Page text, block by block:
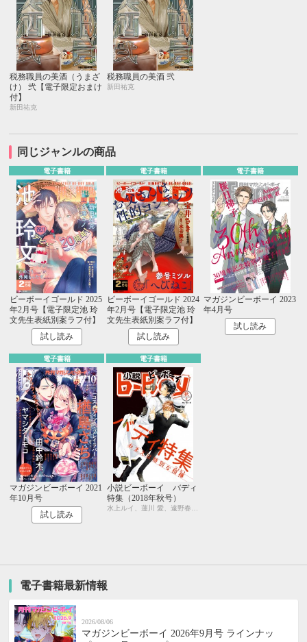
税務職員の美酒（うまざ
け） 弐【電子限定おまけ
付】
新田祐克
税務職員の美酒 弐
新田祐克
同じジャンルの商品
電子書籍
ビーボーイゴールド 2025
年2月号【電子限定池 玲
文先生表紙別案ラフ付】
試し読み
電子書籍
ビーボーイゴールド 2024
年2月号【電子限定池 玲
文先生表紙別案ラフ付】
試し読み
電子書籍
マガジンビーボーイ 2023
年4月号
試し読み
電子書籍
マガジンビーボーイ 2021
年10月号
試し読み
電子書籍
小説ビーボーイ バディ
特集（2018年秋号）
電子書籍最新情報
2026/08/06
マガジンビーボーイ 2026年9月号 ラインナッ